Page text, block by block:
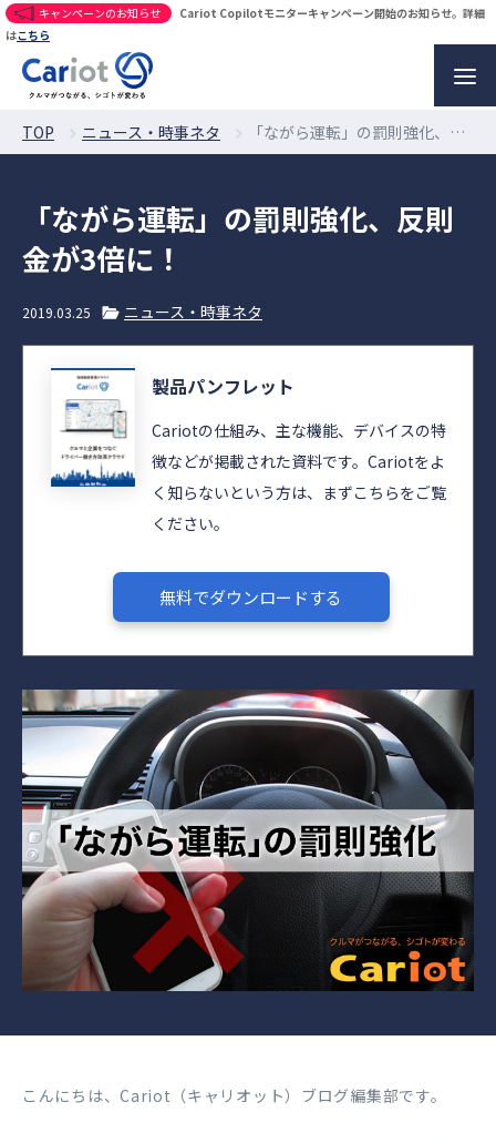
キャンペーンのお知らせ
Cariot Copilotモニターキャンペーン開始のお知らせ。詳細
はこちら
TOP ニュース・時事ネタ 「ながら運転」の罰則強化、反則金が3倍に！
「ながら運転」の罰則強化、反則
金が3倍に！
2019.03.25 ニュース・時事ネタ
製品パンフレット
Cariotの仕組み、主な機能、デバイスの特
徴などが掲載された資料です。Cariotをよ
く知らないという方は、まずこちらをご覧
ください。
無料でダウンロードする
こんにちは、Cariot（キャリオット）ブログ編集部です。